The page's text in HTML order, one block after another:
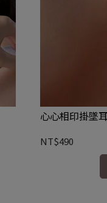
心心相印掛墜
NT$490